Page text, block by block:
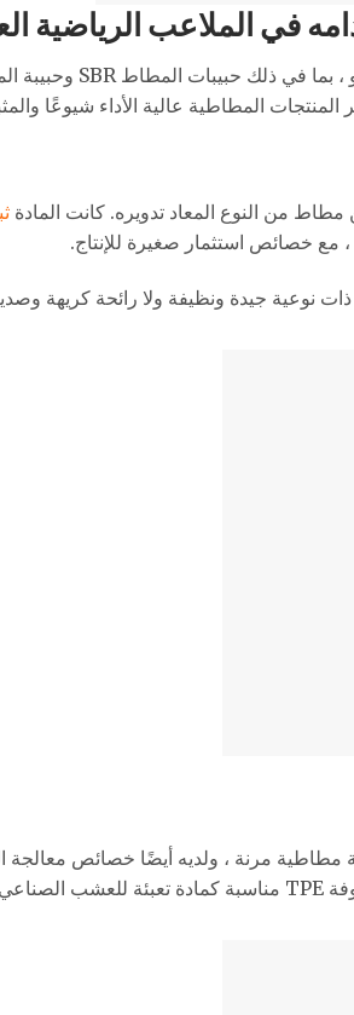
في الملاعب الرياضية